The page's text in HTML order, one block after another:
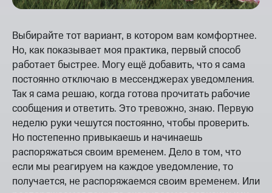
Выбирайте тот вариант, в котором вам комфортнее.
Но, как показывает моя практика, первый способ
работает быстрее. Могу ещё добавить, что я сама
постоянно отключаю в мессенджерах уведомления.
Так я сама решаю, когда готова прочитать рабочие
сообщения и ответить. Это тревожно, знаю. Первую
неделю руки чешутся постоянно, чтобы проверить.
Но постепенно привыкаешь и начинаешь
распоряжаться своим временем. Дело в том, что
если мы реагируем на каждое уведомление, то
получается, не распоряжаемся своим временем. Или